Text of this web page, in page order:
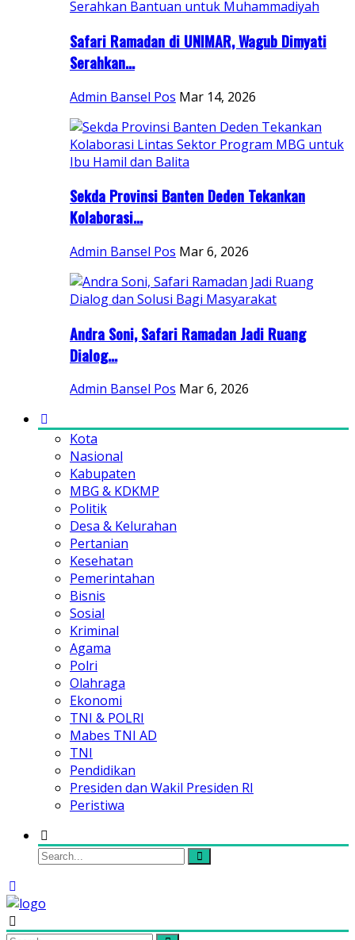
Safari Ramadan di UNIMAR, Wagub Dimyati
Serahkan...
Admin Bansel Pos Mar 14, 2026
Sekda Provinsi Banten Deden Tekankan
Kolaborasi...
Admin Bansel Pos Mar 6, 2026
Andra Soni, Safari Ramadan Jadi Ruang
Dialog...
Admin Bansel Pos Mar 6, 2026
Kota
Nasional
Kabupaten
MBG & KDKMP
Politik
Desa & Kelurahan
Pertanian
Kesehatan
Pemerintahan
Bisnis
Sosial
Kriminal
Agama
Polri
Olahraga
Ekonomi
TNI & POLRI
Mabes TNI AD
TNI
Pendidikan
Presiden dan Wakil Presiden RI
Peristiwa